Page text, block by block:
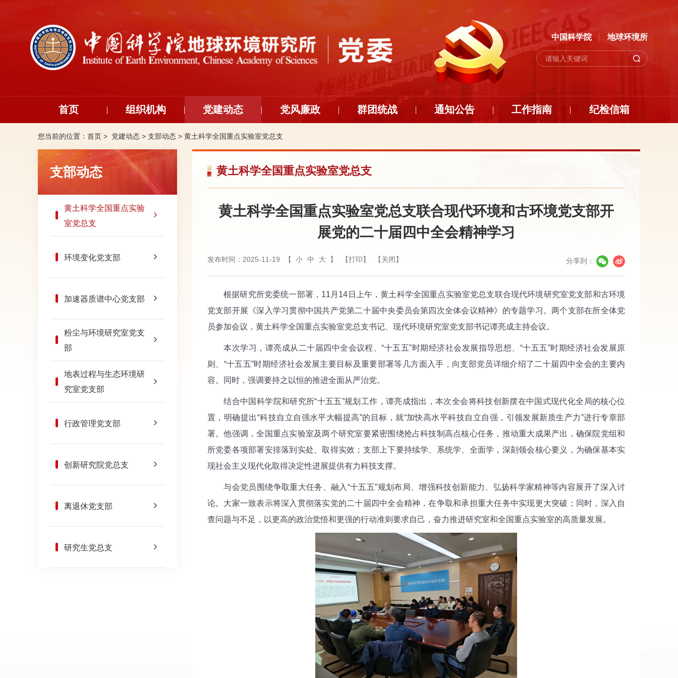
中国科学院 地球环境所
首页 组织机构 党建动态 党风廉政 群团统战 通知公告 工作指南 纪检信箱
您当前的位置： 首页 > 党建动态 > 支部动态 > 黄土科学全国重点实验室党总支
支部动态
黄土科学全国重点实验
室党总支
环境变化党支部
加速器质谱中心党支部
粉尘与环境研究室党支
部
地表过程与生态环境研
究室党支部
行政管理党支部
创新研究院党总支
离退休党支部
研究生党总支
黄土科学全国重点实验室党总支
黄土科学全国重点实验室党总支联合现代环境和古环境党支部开
展党的二十届四中全会精神学习
发布时间：2025-11-19 【 小 中 大 】 【打印】 【关闭】 分享到：
根据研究所党委统一部署，11月14日上午，黄土科学全国重点实验室党总支联合现代环境研究室党支部和古环境
党支部开展《深入学习贯彻中国共产党第二十届中央委员会第四次全体会议精神》的专题学习。两个支部在所全体党
员参加会议，黄土科学全国重点实验室党总支书记、现代环境研究室党支部书记谭亮成主持会议。
本次学习，谭亮成从二十届四中全会议程、“十五五”时期经济社会发展指导思想、“十五五”时期经济社会发展原
则、“十五五”时期经济社会发展主要目标及重要部署等几方面入手，向支部党员详细介绍了二十届四中全会的主要内
容。同时，强调要持之以恒的推进全面从严治党。
结合中国科学院和研究所“十五五”规划工作，谭亮成指出，本次全会将科技创新摆在中国式现代化全局的核心位
置，明确提出“科技自立自强水平大幅提高”的目标，就“加快高水平科技自立自强，引领发展新质生产力”进行专章部
署。他强调，全国重点实验室及两个研究室要紧密围绕抢占科技制高点核心任务，推动重大成果产出，确保院党组和
所党委各项部署安排落到实处、取得实效；支部上下要持续学、系统学、全面学，深刻领会核心要义，为确保基本实
现社会主义现代化取得决定性进展提供有力科技支撑。
与会党员围绕争取重大任务、融入“十五五”规划布局、增强科技创新能力、弘扬科学家精神等内容展开了深入讨
论。大家一致表示将深入贯彻落实党的二十届四中全会精神，在争取和承担重大任务中实现更大突破；同时，深入自
查问题与不足，以更高的政治觉悟和更强的行动准则要求自己，奋力推进研究室和全国重点实验室的高质量发展。